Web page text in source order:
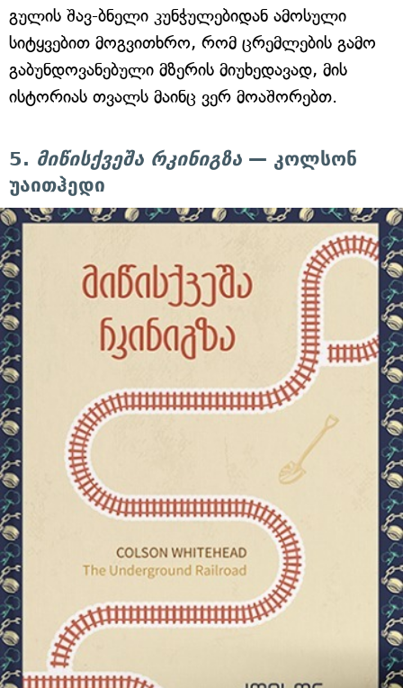
გულის შავ-ბნელი კუნჭულებიდან ამოსული
სიტყვებით მოგვითხრო, რომ ცრემლების გამო
გაბუნდოვანებული მზერის მიუხედავად, მის
ისტორიას თვალს მაინც ვერ მოაშორებთ.
5. მიწისქვეშა რკინიგზა — კოლსონ
უაითჰედი